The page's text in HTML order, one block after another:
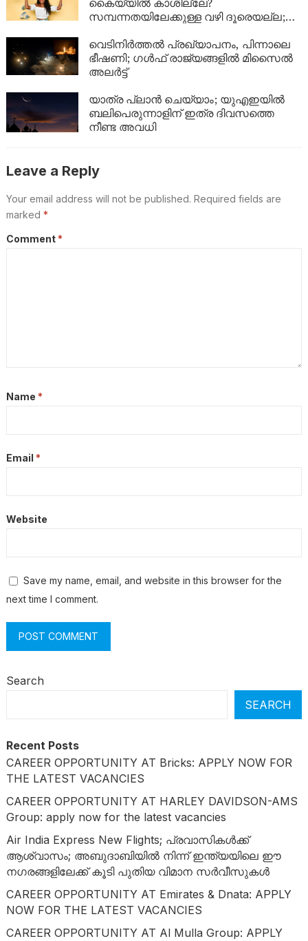
സമ്പന്നതയിലേക്കുള്ള വഴി ദൂരെയല്ല;
ബാങ്ക് ബാലൻസും കുതിച്ചുയരും!
വെടിനിർത്തൽ പ്രഖ്യാപനം, പിന്നാലെ
ഭീഷണി; ഗൾഫ് രാജ്യങ്ങളിൽ മിസൈൽ
അലർട്ട്
യാത്ര പ്ലാൻ ചെയ്യാം; യുഎഇയിൽ
ബലിപെരുന്നാളിന് ഇത്ര ദിവസത്തെ
നീണ്ട അവധി
Leave a Reply
Your email address will not be published. Required fields are
marked *
Comment *
Name *
Email *
Website
Save my name, email, and website in this browser for the
next time I comment.
Search
SEARCH
Recent Posts
CAREER OPPORTUNITY AT Bricks: APPLY NOW FOR
THE LATEST VACANCIES
CAREER OPPORTUNITY AT HARLEY DAVIDSON-AMS
Group: apply now for the latest vacancies
Air India Express New Flights; പ്രവാസികൾക്ക്
ആശ്വാസം; അബുദാബിയിൽ നിന്ന് ഇന്ത്യയിലെ ഈ
നഗരങ്ങളിലേക്ക് കൂടി പുതിയ വിമാന സർവീസുകൾ
CAREER OPPORTUNITY AT Emirates & Dnata: APPLY
NOW FOR THE LATEST VACANCIES
CAREER OPPORTUNITY AT Al Mulla Group: APPLY